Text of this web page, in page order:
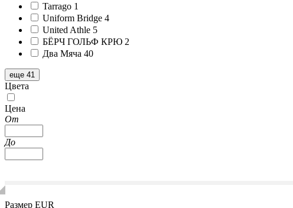
Tarrago 1
Uniform Bridge 4
United Athle 5
БЁРЧ ГОЛЬФ КРЮ 2
Два Мяча 40
еще 41
Цвета
Цена
От
До
Размер EUR